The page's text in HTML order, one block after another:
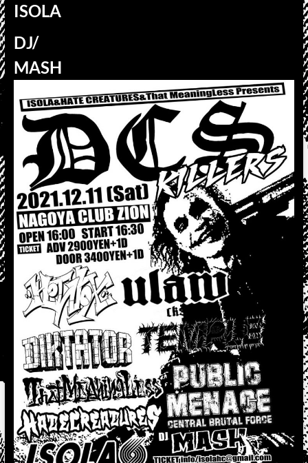
ISOLA
DJ/
MASH